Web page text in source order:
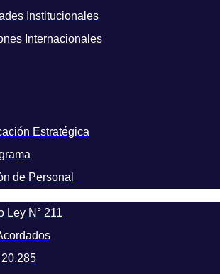
Institucionales
Internacionales
Estratégica
de Personal
Ley N° 211
20.285